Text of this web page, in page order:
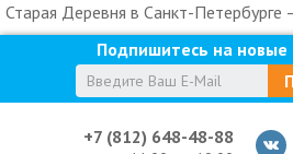
Старая Деревня в Санкт-Петербурге
Подпишитесь на новые
+7 (812) 648-48-88